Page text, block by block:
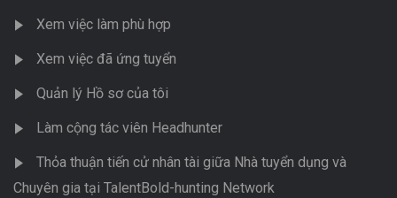
Xem việc làm phù hợp
Xem việc đã ứng tuyển
Quản lý Hồ sơ của tôi
Làm cộng tác viên Headhunter
Thỏa thuận tiến cử nhân tài giữa Nhà tuyển dụng và
Chuyên gia tại TalentBold-hunting Network